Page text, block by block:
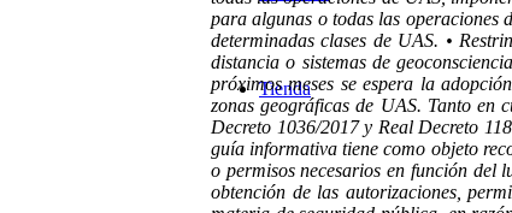
Tienda
para algunas o todas las operaciones
determinadas clases de UAS. •
distancia o sistemas de
próximos meses se espera la
zonas geográficas de UAS. Tanto en
Decreto 1036/2017 y Real Decreto
guía informativa tiene como objeto
o permisos necesarios en función del
obtención de las autorizaciones,